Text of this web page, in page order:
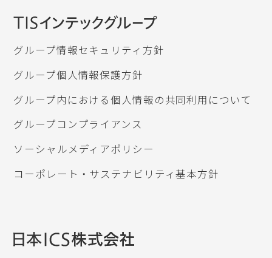
グループ情報セキュリティ方針
グループ個人情報保護方針
グループ内における個人情報の共同利用について
グループコンプライアンス
ソーシャルメディアポリシー
コーポレート・サステナビリティ基本方針